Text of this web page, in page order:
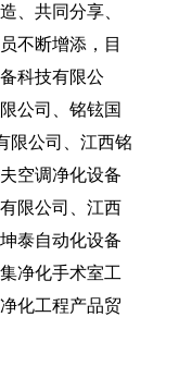
、共同分享、
不断增添，目
科技有限公
公司、铭铉国
限公司、江西铭
空调净化设备
限公司、江西
泰自动化设备
净化手术室工
化工程产品贸